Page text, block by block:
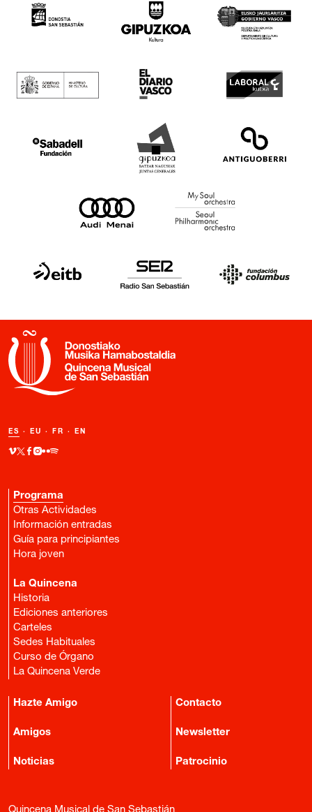
ES · EU · FR · EN
Programa
Otras Actividades
Información entradas
Guía para principiantes
Hora joven
La Quincena
Historia
Ediciones anteriores
Carteles
Sedes Habituales
Curso de Órgano
La Quincena Verde
Hazte Amigo
Amigos
Noticias
Contacto
Newsletter
Patrocinio